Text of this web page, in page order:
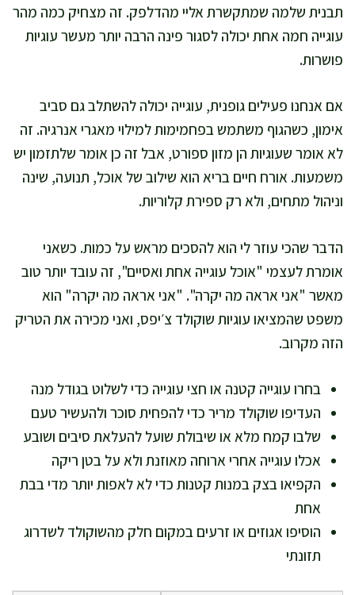
תבנית שלמה שמתקשרת אליי מהדלפק. זה מצחיק כמה מהר
עוגייה חמה אחת יכולה לסגור פינה הרבה יותר מעשר עוגיות
פושרות.
אם אנחנו פעילים גופנית, עוגייה יכולה להשתלב גם סביב
אימון, כשהגוף משתמש בפחמימות למילוי מאגרי אנרגיה. זה
לא אומר שעוגיות הן מזון ספורט, אבל זה כן אומר שלתזמון יש
משמעות. אורח חיים בריא הוא שילוב של אוכל, תנועה, שינה
וניהול מתחים, ולא רק ספירת קלוריות.
הדבר שהכי עוזר לי הוא להסכים מראש על כמות. כשאני
אומרת לעצמי "אוכל עוגייה אחת ואסיים", זה עובד יותר טוב
מאשר "אני אראה מה יקרה". "אני אראה מה יקרה" הוא
משפט שהמציאו עוגיות שוקולד צ׳יפס, ואני מכירה את הטריק
הזה מקרוב.
בחרו עוגייה קטנה או חצי עוגייה כדי לשלוט בגודל מנה
העדיפו שוקולד מריר כדי להפחית סוכר ולהעשיר טעם
שלבו קמח מלא או שיבולת שועל להעלאת סיבים ושובע
אכלו עוגייה אחרי ארוחה מאוזנת ולא על בטן ריקה
הקפיאו בצק במנות קטנות כדי לא לאפות יותר מדי בבת
אחת
הוסיפו אגוזים או זרעים במקום חלק מהשוקולד לשדרוג
תזונתי